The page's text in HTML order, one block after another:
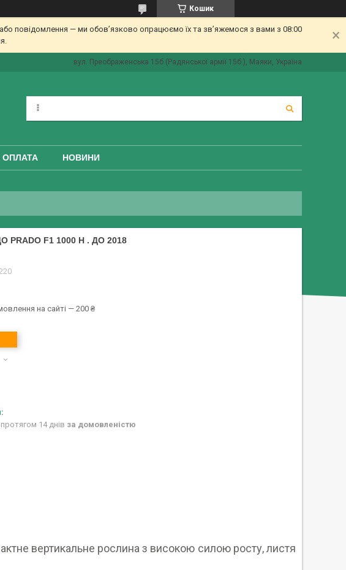
Кошик
повідомлення — ми обов’язково опрацюємо їх та зв’яжемося з вами з 08:00
вул. Преображенська 15б (Радянської армії 15б ), Маяки, Україна
ОПЛАТА НОВИНИ
F1 1000 Н . ДО 2018
на сайті — 200 ₴
14 днів за домовленістю
вертикальне рослина з високою силою росту, листя